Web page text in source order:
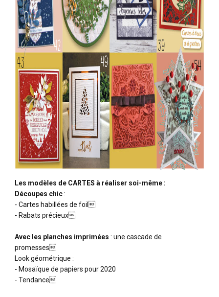
Les modèles de CARTES à réaliser soi-même :
Découpes chic:
- Cartes habillées de foil
- Rabats précieux
Avec les planches imprimées : une cascade de
promesses
Look géométrique :
- Mosaïque de papiers pour 2020
- Tendance